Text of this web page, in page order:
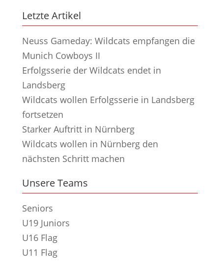
Letzte Artikel
Neuss Gameday: Wildcats empfangen die
Munich Cowboys II
Erfolgsserie der Wildcats endet in
Landsberg
Wildcats wollen Erfolgsserie in Landsberg
fortsetzen
Starker Auftritt in Nürnberg
Wildcats wollen in Nürnberg den
nächsten Schritt machen
Unsere Teams
Seniors
U19 Juniors
U16 Flag
U11 Flag